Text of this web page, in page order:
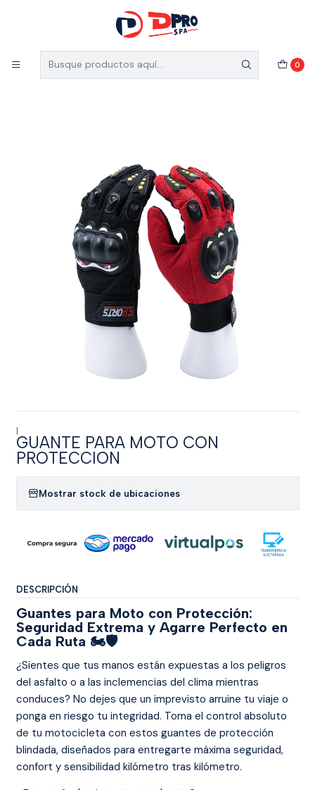
0
5% de descuento en el total de tu compra (Válido
para nuevos clientes)
Inicio Vehículos Artículos de motos
GUANTE PARA MOTO CON PROTECCION
|
GUANTE PARA MOTO CON
PROTECCION
Mostrar stock de ubicaciones
DESCRIPCIÓN
Guantes para Moto con Protección:
Seguridad Extrema y Agarre Perfecto en
Cada Ruta 🏍️🛡️
¿Sientes que tus manos están expuestas a los peligros
del asfalto o a las inclemencias del clima mientras
conduces? No dejes que un imprevisto arruine tu viaje o
ponga en riesgo tu integridad. Toma el control absoluto
de tu motocicleta con estos guantes de protección
blindada, diseñados para entregarte máxima seguridad,
confort y sensibilidad kilómetro tras kilómetro.